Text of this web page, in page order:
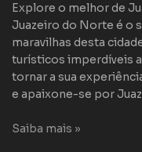
Explore o melhor de
Juazeiro do Norte é o
maravilhas desta
turísticos imperdíveis
tornar a sua
e apaixone-se por
Saiba mais »